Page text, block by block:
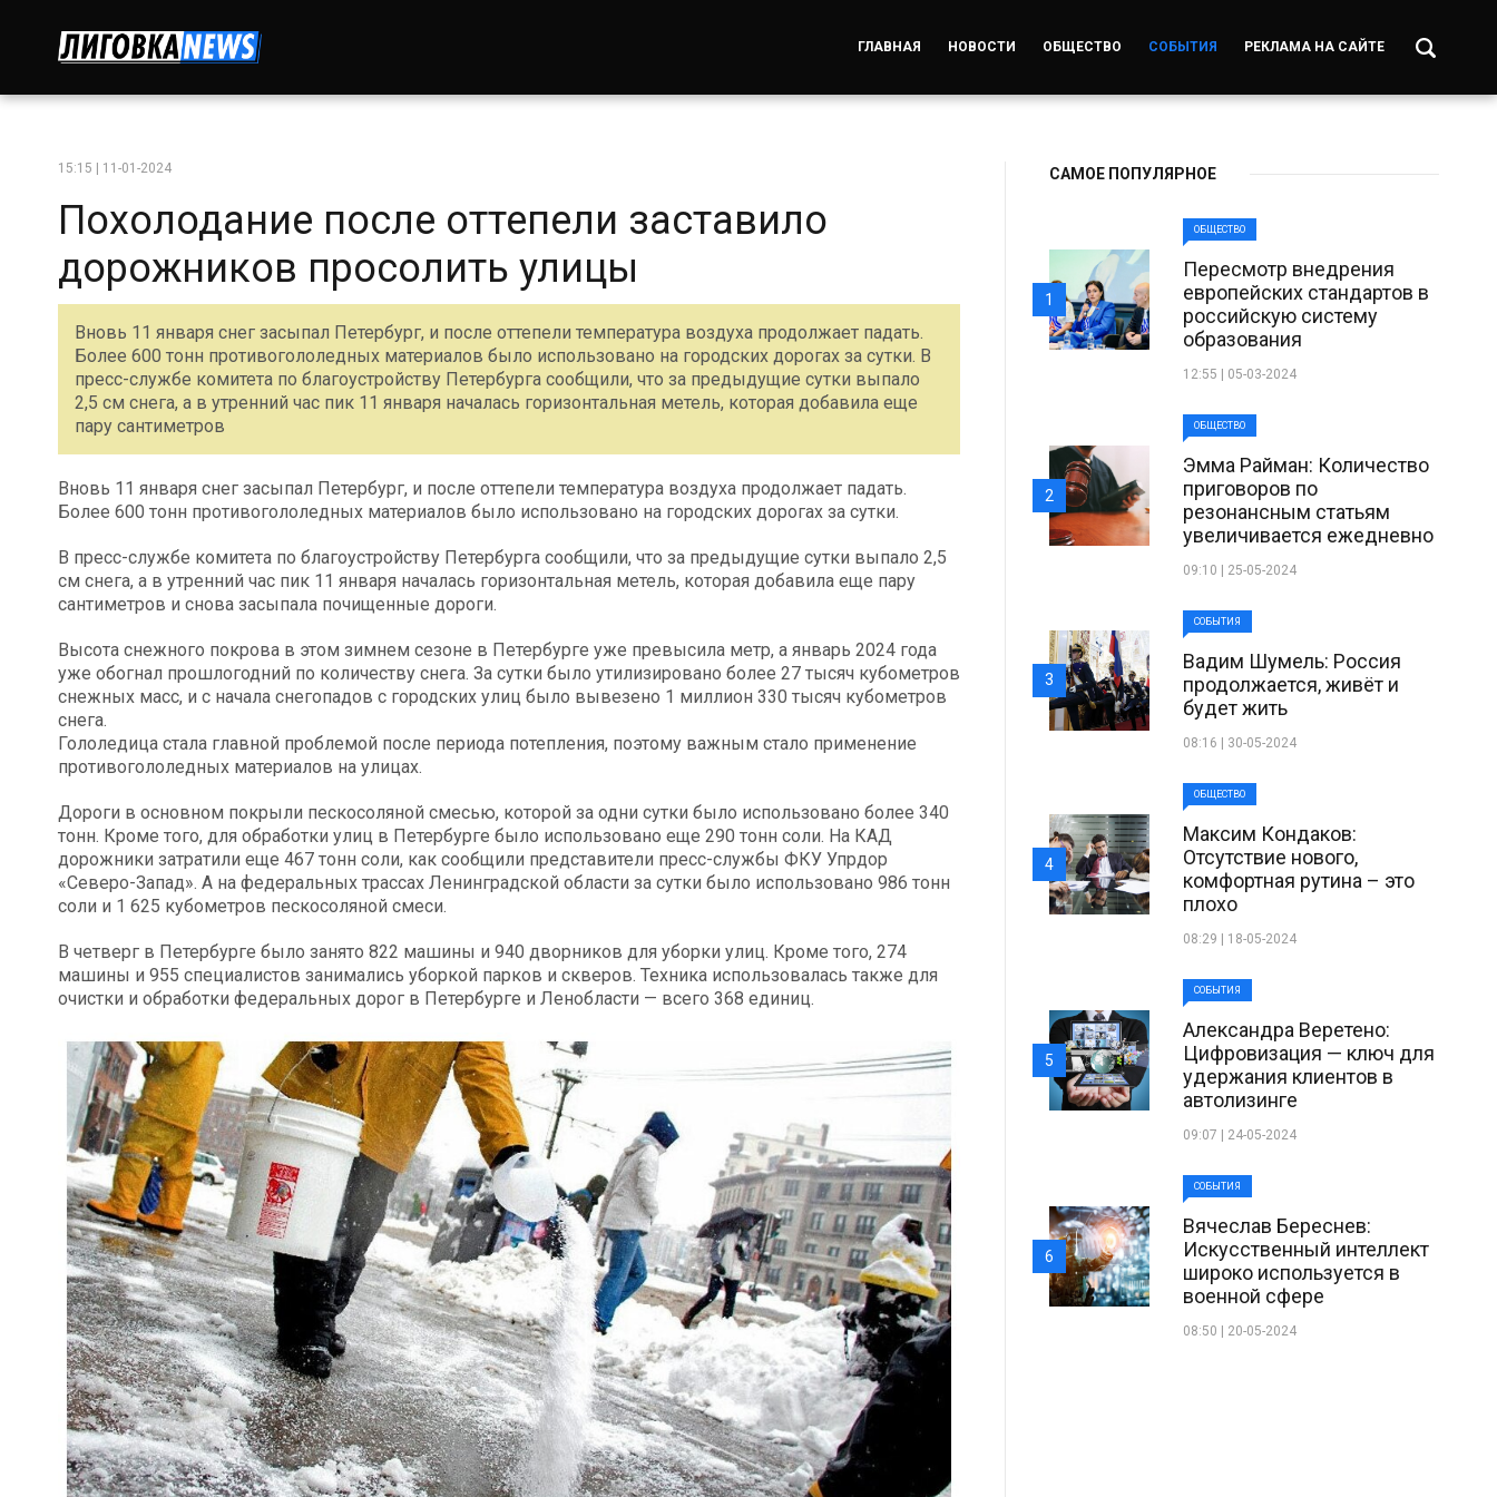
ГЛАВНАЯ НОВОСТИ ОБЩЕСТВО СОБЫТИЯ РЕКЛАМА НА САЙТЕ
15:15 | 11-01-2024
Похолодание после оттепели заставило
дорожников просолить улицы
Вновь 11 января снег засыпал Петербург, и после оттепели температура воздуха продолжает падать.
Более 600 тонн противогололедных материалов было использовано на городских дорогах за сутки. В
пресс-службе комитета по благоустройству Петербурга сообщили, что за предыдущие сутки выпало
2,5 см снега, а в утренний час пик 11 января началась горизонтальная метель, которая добавила еще
пару сантиметров
Вновь 11 января снег засыпал Петербург, и после оттепели температура воздуха продолжает падать.
Более 600 тонн противогололедных материалов было использовано на городских дорогах за сутки.
В пресс-службе комитета по благоустройству Петербурга сообщили, что за предыдущие сутки выпало 2,5
см снега, а в утренний час пик 11 января началась горизонтальная метель, которая добавила еще пару
сантиметров и снова засыпала почищенные дороги.
Высота снежного покрова в этом зимнем сезоне в Петербурге уже превысила метр, а январь 2024 года
уже обогнал прошлогодний по количеству снега. За сутки было утилизировано более 27 тысяч кубометров
снежных масс, и с начала снегопадов с городских улиц было вывезено 1 миллион 330 тысяч кубометров
снега.
Гололедица стала главной проблемой после периода потепления, поэтому важным стало применение
противогололедных материалов на улицах.
Дороги в основном покрыли пескосоляной смесью, которой за одни сутки было использовано более 340
тонн. Кроме того, для обработки улиц в Петербурге было использовано еще 290 тонн соли. На КАД
дорожники затратили еще 467 тонн соли, как сообщили представители пресс-службы ФКУ Упрдор
«Северо-Запад». А на федеральных трассах Ленинградской области за сутки было использовано 986 тонн
соли и 1 625 кубометров пескосоляной смеси.
В четверг в Петербурге было занято 822 машины и 940 дворников для уборки улиц. Кроме того, 274
машины и 955 специалистов занимались уборкой парков и скверов. Техника использовалась также для
очистки и обработки федеральных дорог в Петербурге и Ленобласти — всего 368 единиц.
САМОЕ ПОПУЛЯРНОЕ
ОБЩЕСТВО
Пересмотр внедрения
европейских стандартов в
российскую систему
образования
12:55 | 05-03-2024
1
ОБЩЕСТВО
Эмма Райман: Количество
приговоров по
резонансным статьям
увеличивается ежедневно
09:10 | 25-05-2024
2
СОБЫТИЯ
Вадим Шумель: Россия
продолжается, живёт и
будет жить
08:16 | 30-05-2024
3
ОБЩЕСТВО
Максим Кондаков:
Отсутствие нового,
комфортная рутина – это
плохо
08:29 | 18-05-2024
4
СОБЫТИЯ
Александра Веретено:
Цифровизация — ключ для
удержания клиентов в
автолизинге
09:07 | 24-05-2024
5
СОБЫТИЯ
Вячеслав Береснев:
Искусственный интеллект
широко используется в
военной сфере
08:50 | 20-05-2024
6